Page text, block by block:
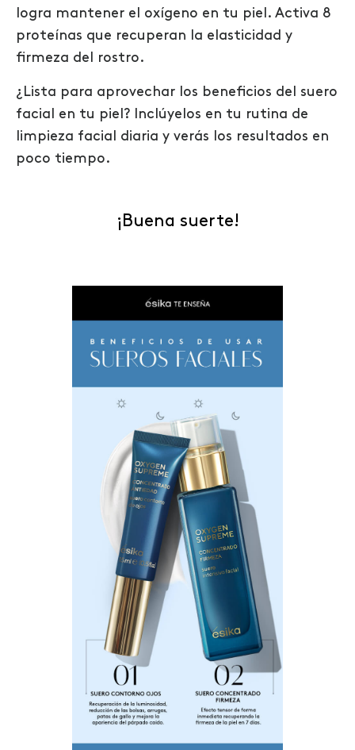
logra mantener el oxígeno en tu piel. Activa 8
proteínas que recuperan la elasticidad y
firmeza del rostro.
¿Lista para aprovechar los beneficios del suero
facial en tu piel? Inclúyelos en tu rutina de
limpieza facial diaria y verás los resultados en
poco tiempo.
¡Buena suerte!